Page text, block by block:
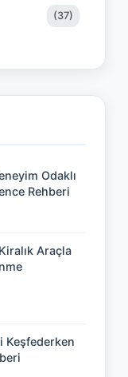
(37)
Odaklı
Rehberi
Araçla
Keşfederken